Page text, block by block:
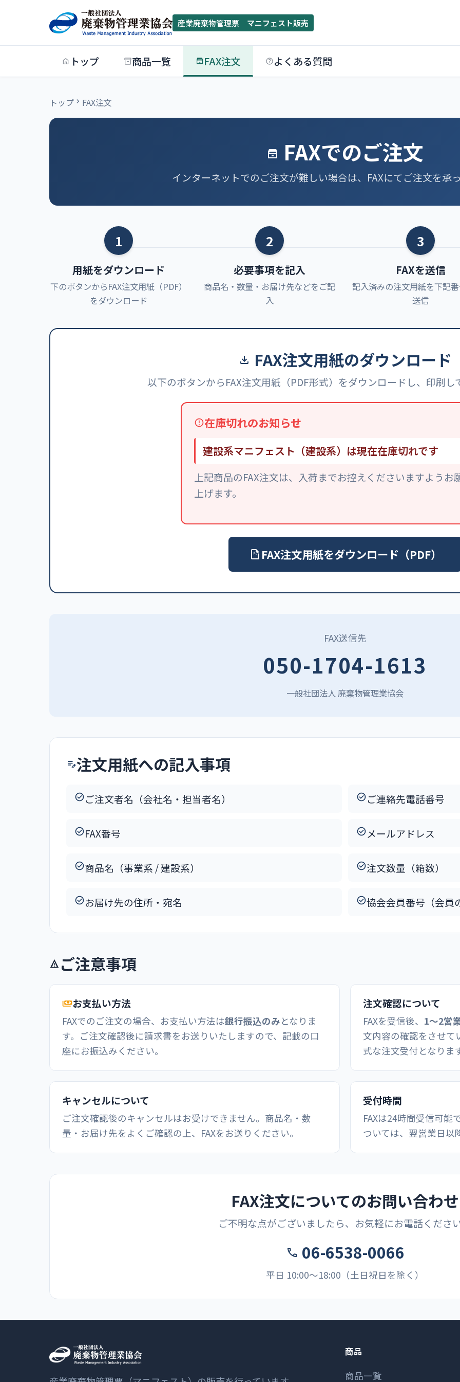
産業廃棄物管理票 マニフェスト販売
トップ 商品一覧 FAX注文 よくある質問
トップ FAX注文
FAXでのご注文
インターネットでのご注文が難しい場合は、FAXにてご注文を承
1
用紙をダウンロード
下のボタンからFAX注文用紙（PDF）
をダウンロード
2
必要事項を記入
商品名・数量・お届け先などをご記
入
3
FAXを送信
記入済みの注文用紙を下記番
送信
FAX注文用紙のダウンロード
以下のボタンからFAX注文用紙（PDF形式）をダウンロードし、印刷
在庫切れのお知らせ
建設系マニフェスト（建設系）は現在在庫切れです
上記商品のFAX注文は、入荷までお控えくださいますようお
上げます。
FAX注文用紙をダウンロード（PDF）
FAX送信先
050-1704-1613
一般社団法人 廃棄物管理業協会
注文用紙への記入事項
ご注文者名（会社名・担当者名） ご連絡先電話番号
FAX番号 メールアドレス
商品名（事業系 / 建設系） 注文数量（箱数）
お届け先の住所・宛名 協会会員番号（会員
ご注意事項
お支払い方法
FAXでのご注文の場合、お支払い方法は銀行振込のみとなりま
す。ご注文確認後に請求書をお送りいたしますので、記載の口
座にお振込みください。
注文確認について
FAXを受信後、 1〜2営
文内容の確認をさせて
式な注文受付となりま
キャンセルについて
ご注文確認後のキャンセルはお受けできません。商品名・数
量・お届け先をよくご確認の上、FAXをお送りください。
受付時間
FAXは24時間受信可能
ついては、翌営業日以
FAX注文についてのお問い合わせ
ご不明な点がございましたら、お気軽にお電話くださ
06-6538-0066
平日 10:00〜18:00（土日祝日を除く）
商品
商品一覧